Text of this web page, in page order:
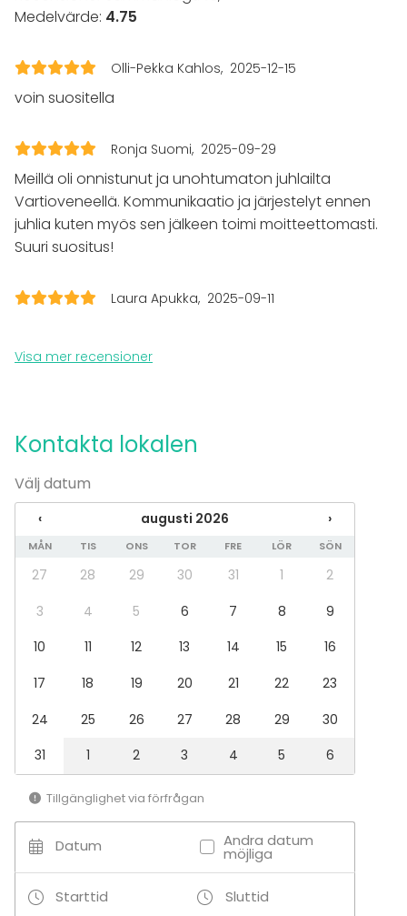
Julbord / Julfest
Mötesrum
Festlokal
Upplevelse / aktivitet
Aktiviteter
Båtturer / segling
Takasalongissa karaokelaitteisto. Etukannella
etusalongin yhteydessä. WC:t etu- ja takasalongissa.
Nopea 10 hengen rib-vene vauhdikkaaseen ajeluun
merellä. Loistava aktiviteetti merellä laivan
ankkuroinnin aikana tai sitten laituritilaisuuksien
aikana lisäaktiviteettina.
15 hengen saunaa voi käyttää matkankin
Laivan takasalongissa voidaan selvittää,
kuka on paras laulaja karaokessa. Laivassa
on myös järjestetty kokouksia, häitä,
Medelvärde: 4.75
Olli-Pekka Kahlos 2025-12-15
voin suositella
Ronja Suomi 2025-09-29
Meillä oli onnistunut ja unohtumaton juhlailta
Vartioveneellä. Kommunikaatio ja järjestelyt ennen
juhlia kuten myös sen jälkeen toimi moitteettomasti.
Suuri suositus!
Laura Apukka 2025-09-11
Visa mer recensioner
Kontakta lokalen
Välj datum
‹ augusti 2026 ›
MÅN TIS ONS TOR FRE LÖR SÖN
27 28 29 30 31 1
2
3
4 5 6 7 8
9
10
11 12 13 14 15
16
17
18 19 20 21 22
23
24
25 26 27 28 29
30
31
1 2 3 4 5 6
Tillgänglighet via förfrågan
Datum Andra datum
möjliga
Starttid Sluttid